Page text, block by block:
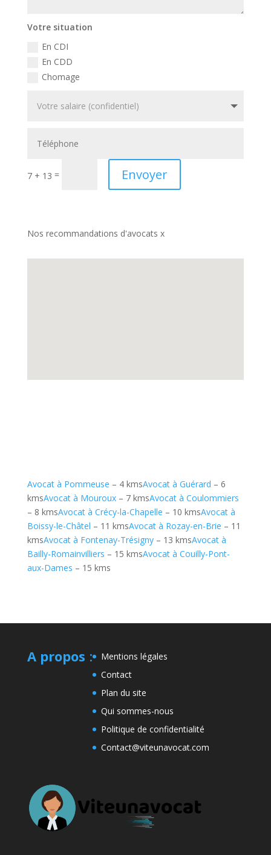
Votre situation
En CDI
En CDD
Chomage
7 + 13 = Envoyer
Nos recommandations d'avocats x
Avocat à Pommeuse – 4 kmsAvocat à Guérard – 6
kmsAvocat à Mouroux– 7 kmsAvocat à Coulommiers
– 8 kmsAvocat à Crécy-la-Chapelle – 10 kmsAvocat à
Boissy-le-Châtel – 11 kmsAvocat à Rozay-en-Brie – 11
kmsAvocat à Fontenay-Trésigny– 13 kmsAvocat à
Bailly-Romainvilliers – 15 kmsAvocat à Couilly-Pont-
aux-Dames – 15 kms
A propos :
Mentions légales
Contact
Plan du site
Qui sommes-nous
Politique de confidentialité
Contact@viteunavocat.com